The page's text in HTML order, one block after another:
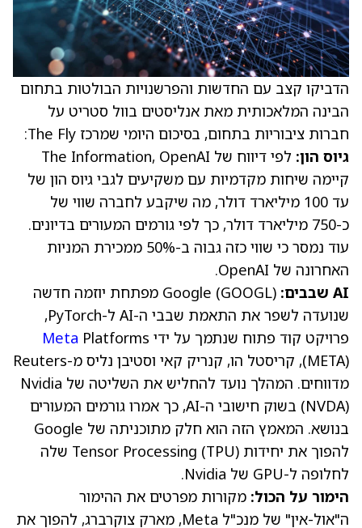
הדביקו קצב עם החדשות והפרשנויות הבולטות בתחום
הבינה המלאכותית מאת אנליסטים בוול סטריט על
חברות ציבוריות בתחום, בסיכום היומי שמרכז The Fly:
גיוס הון:
לפי דיווח של The Information, OpenAI
קיימה שיחות מקדמיות עם משקיעים לגבי גיוס הון של
עד 100 מיליארד דולר, מה שיקבע לחברה שווי של
כ-750 מיליארד דולר, כך לפי גורמים המעורים בדיונים.
עוד נמסר כי שווי כזה גבוה ב-50% ממכירת המניות
האחרונה של OpenAI.
AI שבבים:
(GOOGL
) מפתחת יוזמה חדשה
שנועדה לשפר את התאמת שבבי ה-AI ל-PyTorch,
פרויקט קוד פתוח שנתמך על ידי
Meta Platforms
(META), קריסטל הו, קנריק קאי וסטיבן נליס מ-Reuters
מדווחים. המהלך נועד להחליש את השליטה של Nvidia
(NVDA
) בשוק חישובי ה-AI, כך אמרו גורמים המעורים
בנושא. המאמץ הזה הוא חלק מתוכניתה של Google
להפוך את יחידות Tensor Processing (TPU) שלה
לחלופה ל-GPU של Nvidia.
הימור על הכול: מקורות מפרטים את ההימור
ה"אול-אין" של מנכ"ל Meta, מארק צוקרברג, להפוך את